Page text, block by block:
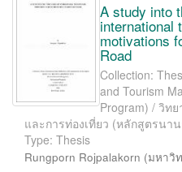
A study into
international
motivations
Road
Collection:
and Tourism
Program) / วิท
และการท่องเที่ยว (หลักสูตรนา
Type: Thesis
Rungporn Rojpalakorn (มหาวิ